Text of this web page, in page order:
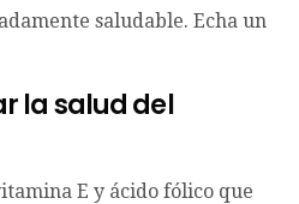
saludable. Echa un
la salud del
E y ácido fólico que